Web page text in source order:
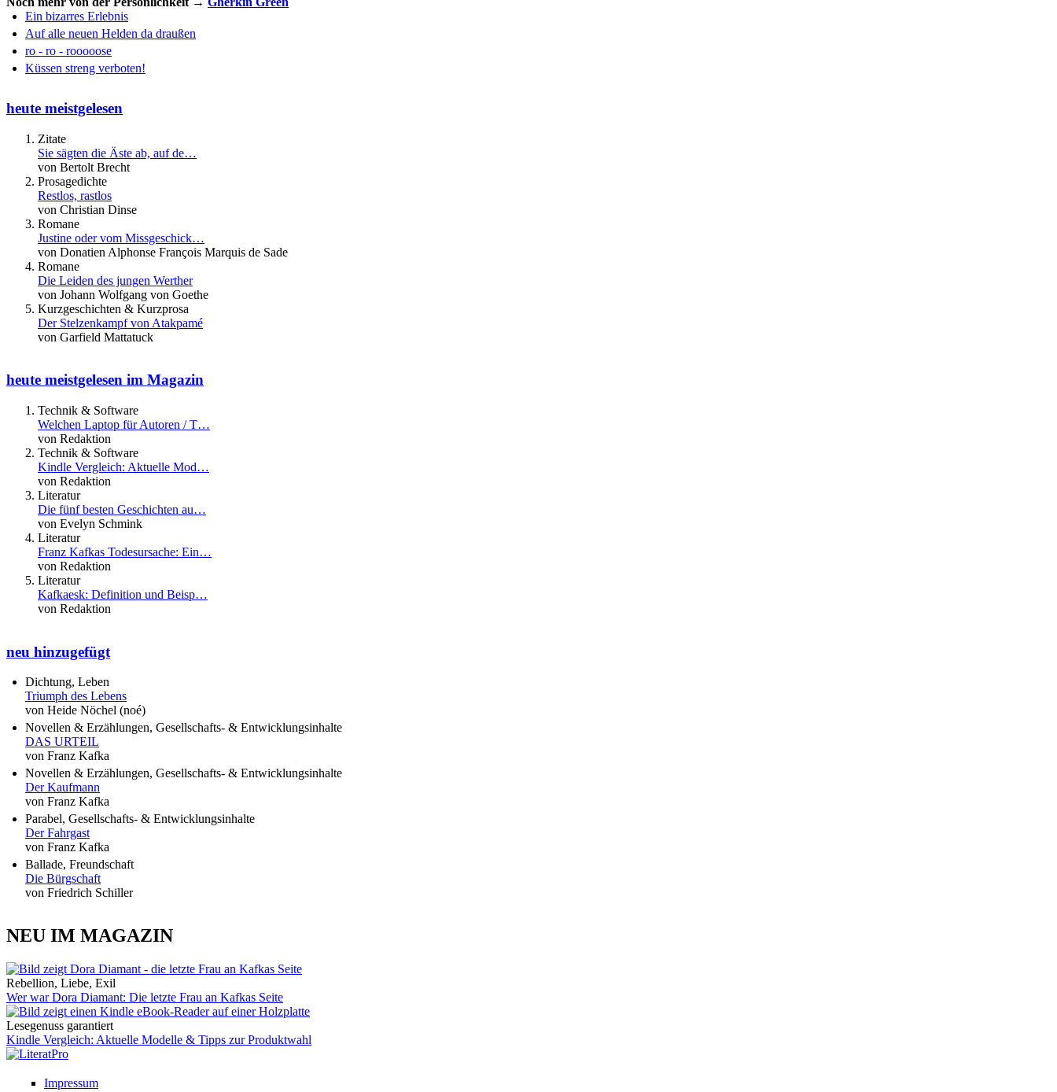
Ein bizarres Erlebnis
Auf alle neuen Helden da draußen
ro - ro - rooooose
Küssen streng verboten!
heute meistgelesen
Zitate
Sie sägten die Äste ab, auf de…
von Bertolt Brecht
Prosagedichte
Restlos, rastlos
von Christian Dinse
Romane
Justine oder vom Missgeschick…
von Donatien Alphonse François Marquis de Sade
Romane
Die Leiden des jungen Werther
von Johann Wolfgang von Goethe
Kurzgeschichten & Kurzprosa
Der Stelzenkampf von Atakpamé
von Garfield Mattatuck
heute meistgelesen im Magazin
Technik & Software
Welchen Laptop für Autoren / T…
von Redaktion
Technik & Software
Kindle Vergleich: Aktuelle Mod…
von Redaktion
Literatur
Die fünf besten Geschichten au…
von Evelyn Schmink
Literatur
Franz Kafkas Todesursache: Ein…
von Redaktion
Literatur
Kafkaesk: Definition und Beisp…
von Redaktion
neu hinzugefügt
Dichtung, Leben
Triumph des Lebens
von Heide Nöchel (noé)
Novellen & Erzählungen, Gesellschafts- & Entwicklungsinhalte
DAS URTEIL
von Franz Kafka
Novellen & Erzählungen, Gesellschafts- & Entwicklungsinhalte
Der Kaufmann
von Franz Kafka
Parabel, Gesellschafts- & Entwicklungsinhalte
Der Fahrgast
von Franz Kafka
Ballade, Freundschaft
Die Bürgschaft
von Friedrich Schiller
NEU IM MAGAZIN
Rebellion, Liebe, Exil
Wer war Dora Diamant: Die letzte Frau an Kafkas Seite
Lesegenuss garantiert
Kindle Vergleich: Aktuelle Modelle & Tipps zur Produktwahl
Impressum